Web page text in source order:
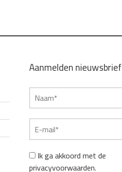
Aanmelden nieuwsbrief
Ik ga akkoord met de
privacyvoorwaarden.